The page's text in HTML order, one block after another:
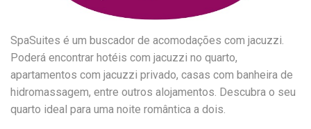
SpaSuites é um buscador de acomodações com jacuzzi.
Poderá encontrar hotéis com jacuzzi no quarto,
apartamentos com jacuzzi privado, casas com banheira de
hidromassagem, entre outros alojamentos. Descubra o seu
quarto ideal para uma noite romântica a dois.